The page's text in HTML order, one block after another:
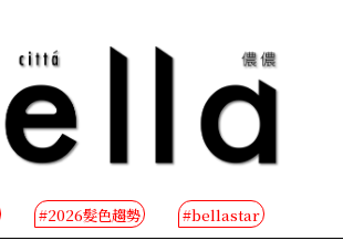
#2026髮色趨勢 #bellastar